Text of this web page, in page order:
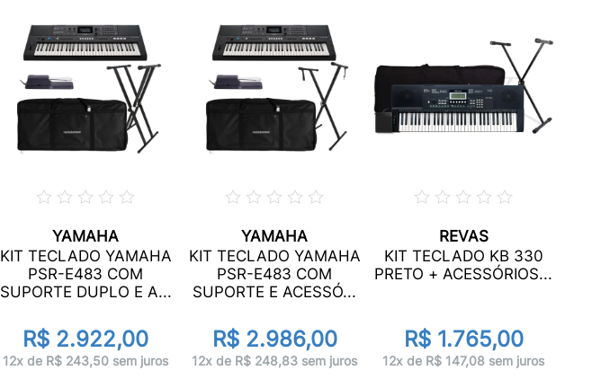
YAMAHA
KIT TECLADO YAMAHA
PSR-E483 COM
SUPORTE DUPLO E A...
R$ 2.922,00
12x de R$ 243,50 sem juros
YAMAHA
KIT TECLADO YAMAHA
PSR-E483 COM
SUPORTE E ACESSÓ...
R$ 2.986,00
12x de R$ 248,83 sem juros
REVAS
KIT TECLADO KB 330
PRETO + ACESSÓRIOS...
R$ 1.765,00
12x de R$ 147,08 sem juros